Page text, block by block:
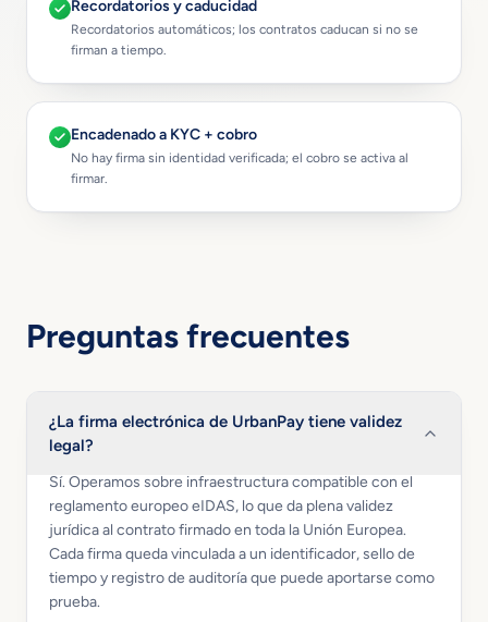
Recordatorios y caducidad
Recordatorios automáticos; los contratos caducan si no se
firman a tiempo.
Encadenado a KYC + cobro
No hay firma sin identidad verificada; el cobro se activa al
firmar.
Preguntas frecuentes
¿La firma electrónica de UrbanPay tiene validez
legal?
Sí. Operamos sobre infraestructura compatible con el
reglamento europeo eIDAS, lo que da plena validez
jurídica al contrato firmado en toda la Unión Europea.
Cada firma queda vinculada a un identificador, sello de
tiempo y registro de auditoría que puede aportarse como
prueba.